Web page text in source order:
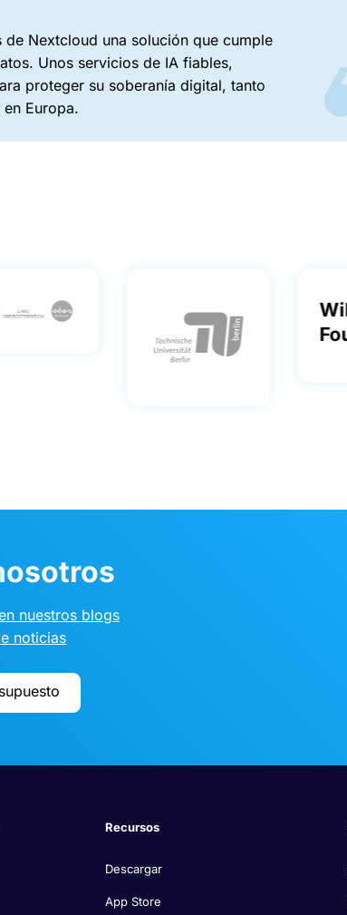
Nextcloud una solución que cumple
Unos servicios de IA fiables,
proteger su soberanía digital, tanto
Europa.
Wikimedia
Foundation
nuestros blogs
noticias
Recursos
Descargar
App Store